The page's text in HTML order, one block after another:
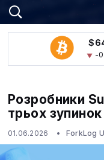
-
Розробники
трьох
01.06.2026 ForkLog